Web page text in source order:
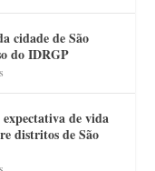
cidade de São
do IDRGP
de vida
distritos de São